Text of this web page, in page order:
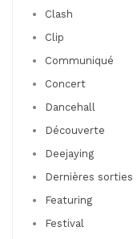
Clash
Clip
Communiqué
Concert
Dancehall
Découverte
Deejaying
Dernières sorties
Featuring
Festival